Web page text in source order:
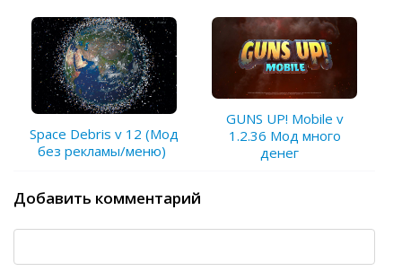
Space Debris v 12 (Мод
без рекламы/меню)
GUNS UP! Mobile v
1.2.36 Мод много
денег
Добавить комментарий